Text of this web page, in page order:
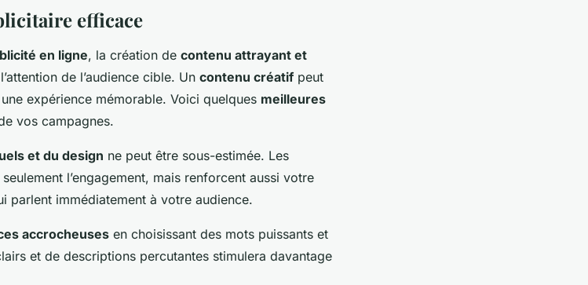
efficace
en ligne, la création de contenu attrayant et
de l’audience cible. Un contenu créatif peut
expérience mémorable. Voici quelques meilleures
vos campagnes.
et du design ne peut être sous-estimée. Les
l’engagement, mais renforcent aussi votre
parlent immédiatement à votre audience.
accrocheuses en choisissant des mots puissants et
et de descriptions percutantes stimulera davantage